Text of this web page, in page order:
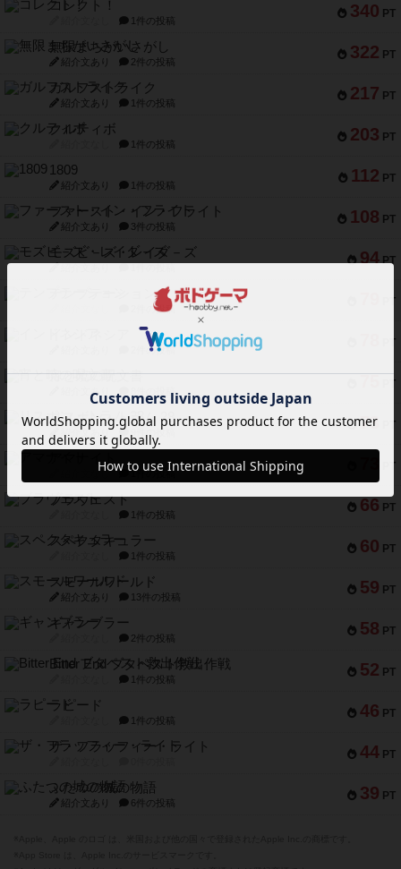
340 PT
コレクト！
1件の投稿
322 PT
無限まちがいさがし
紹介文あり 2件の投稿
217 PT
ガルフストライク
紹介文あり 1件の投稿
203 PT
クルティボ
1件の投稿
112 PT
1809
紹介文あり 1件の投稿
108 PT
ファースト・イン・フライト
紹介文あり 3件の投稿
94 PT
モズビ－ズ・レイダ－ズ
PT
テンプテーション
2件の投稿
PT
2件の投稿
PT
宵と暁の呪文書
紹介文あり 8件の投稿
73 PT
リスボン・トラム 28
紹介文あり 9件の投稿
PT
紹介文なし 1件の投稿
66 PT
ブラヴェスト
1件の投稿
60 PT
スペクタキュラー
1件の投稿
59 PT
スモールワールド
紹介文あり 13件の投稿
58 PT
ギャンブラー
2件の投稿
52 PT
Bitter End ブタペスト救出作戦
1件の投稿
46 PT
ラピード
1件の投稿
44 PT
ザ・フラッフィー・ライト
39 PT
ふたつの城の物語
紹介文あり 6件の投稿